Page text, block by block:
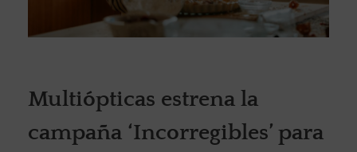
Multiópticas estrena la
campaña ‘Incorregibles’ para